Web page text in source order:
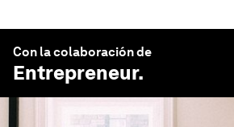
Con la colaboración de
Entrepreneur.